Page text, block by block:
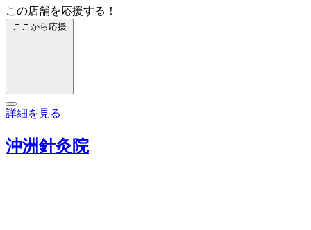
この店舗を応援する！
ここから応援
詳細を見る
沖洲針灸院